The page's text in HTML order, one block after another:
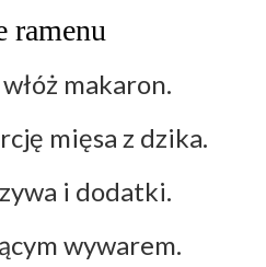
ramenu
makaron.
mięsa z dzika.
i dodatki.
wywarem.